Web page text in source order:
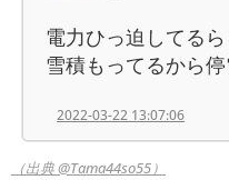
電力ひっ迫してる
雪積もってるから
2022-03-22 13:07:06
（出典 @Tama44so55）